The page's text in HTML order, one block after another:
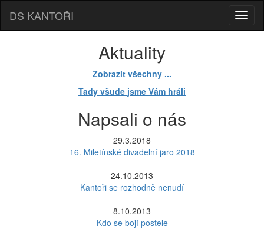
DS KANTOŘI
Aktuality
Zobrazit všechny ...
Tady všude jsme Vám hráli
Napsali o nás
29.3.2018
16. Miletínské divadelní jaro 2018
24.10.2013
Kantoři se rozhodně nenudí
8.10.2013
Kdo se bojí postele